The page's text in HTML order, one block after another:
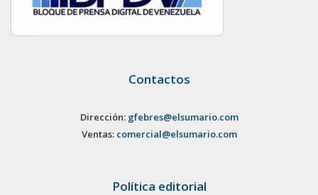
Contactos
Dirección: gfebres@elsumario.com
Ventas: comercial@elsumario.com
Política editorial